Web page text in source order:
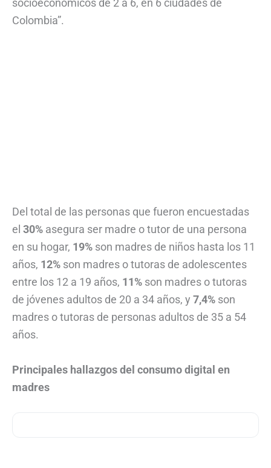
socioeconómicos de 2 a 6, en 6 ciudades de
Colombia”.
Del total de las personas que fueron encuestadas
el 30% asegura ser madre o tutor de una persona
en su hogar, 19% son madres de niños hasta los 11
años, 12% son madres o tutoras de adolescentes
entre los 12 a 19 años, 11% son madres o tutoras
de jóvenes adultos de 20 a 34 años, y 7,4% son
madres o tutoras de personas adultos de 35 a 54
años.
Principales hallazgos del consumo digital en
madres